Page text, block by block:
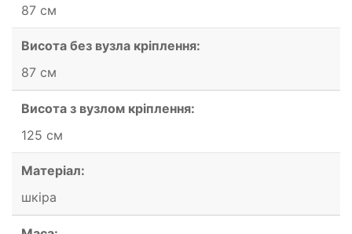
87 см
Висота без вузла кріплення:
87 см
Висота з вузлом кріплення:
125 см
Матеріал:
шкіра